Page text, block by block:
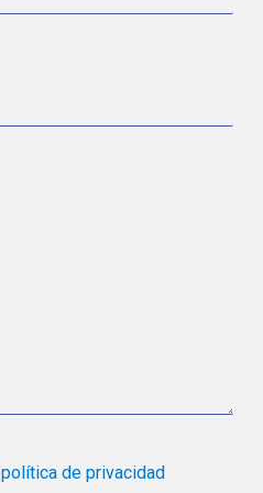
política de privacidad